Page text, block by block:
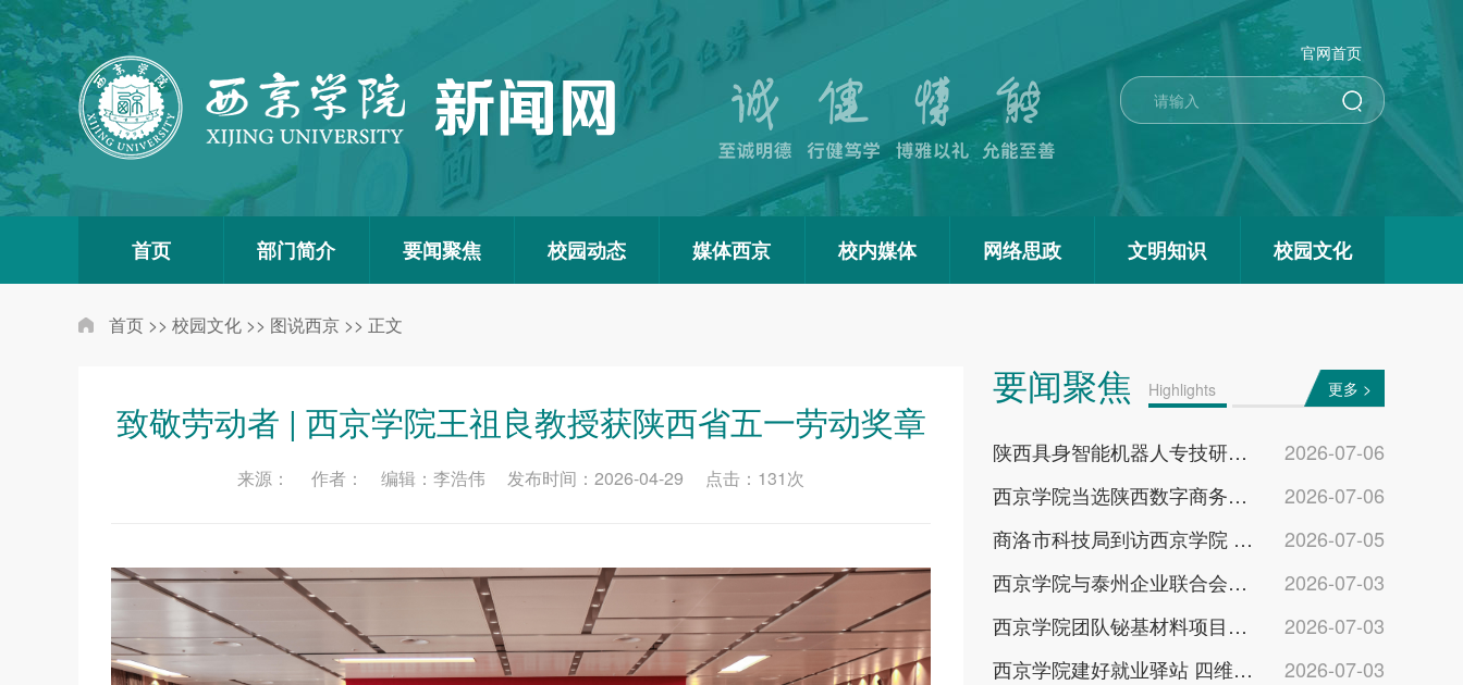
官网首页
首页 部门简介 要闻聚焦 校园动态 媒体西京 校内媒体 网络思政 文明知识 校园文化
首页 >> 校园文化 >> 图说西京 >> 正文
致敬劳动者 | 西京学院王祖良教授获陕西省五一劳动奖章
来源： 作者： 编辑：李浩伟 发布时间：2026-04-29 点击： 131次
要闻聚焦 Highlights 更多 >
陕西具身智能机器人专技研修班在西京学院开班
2026-07-06
西京学院当选陕西数字商务产教融合副理事长单位
2026-07-06
商洛市科技局到访西京学院 深化校地科创合作
2026-07-05
西京学院与泰州企业联合会共建校地协同发展平台
2026-07-03
西京学院团队铋基材料项目获省环境科技一等奖
2026-07-03
西京学院建好就业驿站 四维育人助力学子乐业成才
2026-07-03